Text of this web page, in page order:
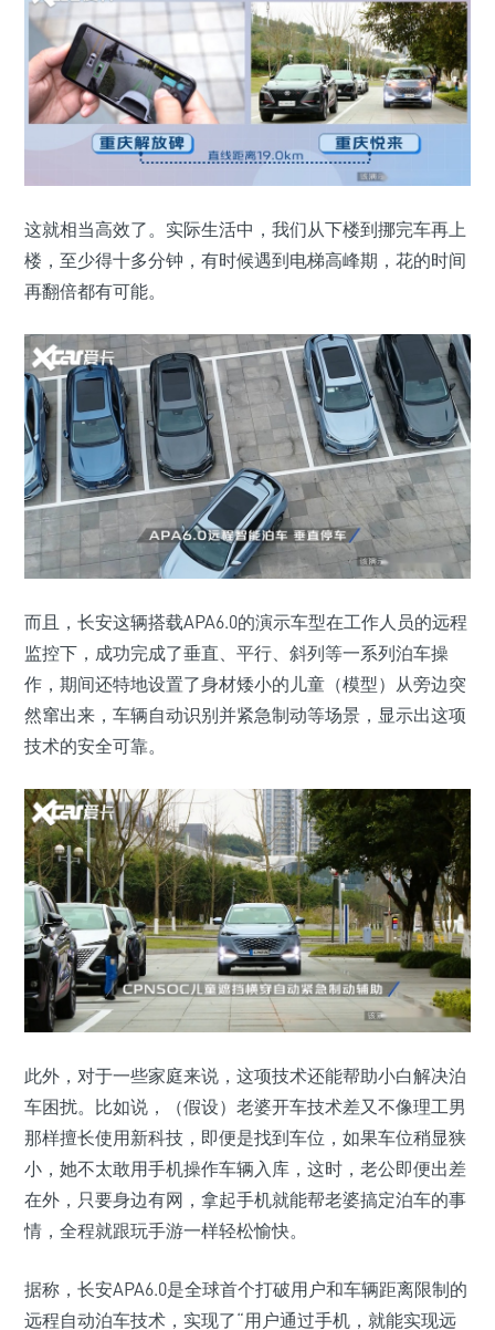
这就相当高效了。实际生活中，我们从下楼到挪完车再上
楼，至少得十多分钟，有时候遇到电梯高峰期，花的时间
再翻倍都有可能。
而且，长安这辆搭载APA6.0的演示车型在工作人员的远程
监控下，成功完成了垂直、平行、斜列等一系列泊车操
作，期间还特地设置了身材矮小的儿童（模型）从旁边突
然窜出来，车辆自动识别并紧急制动等场景，显示出这项
技术的安全可靠。
此外，对于一些家庭来说，这项技术还能帮助小白解决泊
车困扰。比如说，（假设）老婆开车技术差又不像理工男
那样擅长使用新科技，即便是找到车位，如果车位稍显狭
小，她不太敢用手机操作车辆入库，这时，老公即便出差
在外，只要身边有网，拿起手机就能帮老婆搞定泊车的事
情，全程就跟玩手游一样轻松愉快。
据称，长安APA6.0是全球首个打破用户和车辆距离限制的
远程自动泊车技术，实现了“用户通过手机，就能实现远